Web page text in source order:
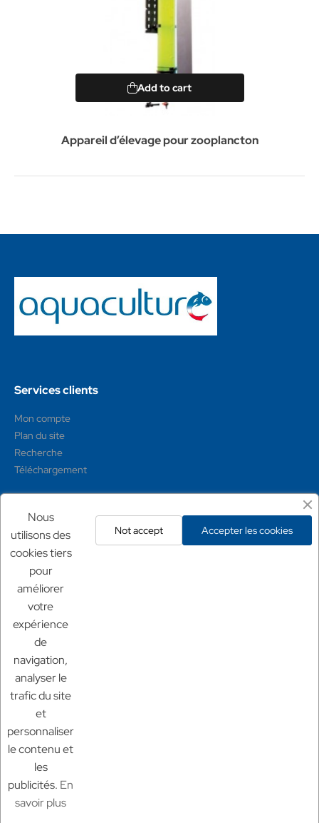
Add to cart
Appareil d’élevage pour zooplancton
Services clients
Mon compte
Plan du site
Recherche
Téléchargement
Conditions générales
Mentions légales
Politique de confidentialité
Politique de retour
Nos sites
Chf Aquaculture
Chf Aquarium
Aquaculture France
c3c
Nous
utilisons des
cookies tiers
pour
améliorer
votre
expérience
de
navigation,
analyser le
trafic du site
et
personnaliser
le contenu et
les
publicités. En
savoir plus
Accepter les cookies
Not accept